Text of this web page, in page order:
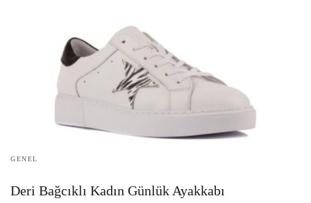
GENEL
Deri Bağcıklı Kadın Günlük Ayakkabı